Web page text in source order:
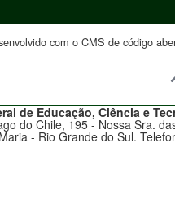
com o CMS de código
de Educação, Ciência e
do Chile, 195 - Nossa Sra.
- Rio Grande do Sul.